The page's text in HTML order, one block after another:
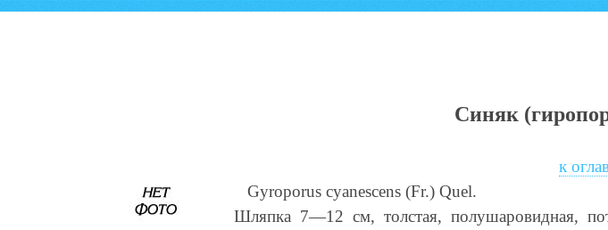
Синяк
к
Gyroporus cyanescens (Fr.) Quel.
Шляпка 7—12 см, толстая, полушаровидная,